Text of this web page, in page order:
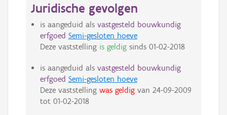
Juridische gevolgen
is aangeduid als vastgesteld bouwkundig
erfgoed Semi-gesloten hoeve
Deze vaststelling is geldigsinds 01-02-2018
is aangeduid als vastgesteld bouwkundig
erfgoed Semi-gesloten hoeve
Deze vaststelling was geldigvan 24-09-2009
tot 01-02-2018